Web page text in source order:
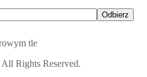
Odbierz
All Rights Reserved.